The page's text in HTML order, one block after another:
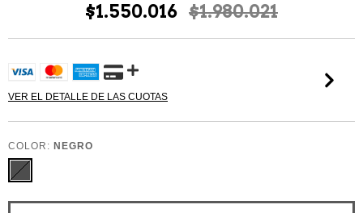
$1.550.016 $1.980.021
VER EL DETALLE DE LAS CUOTAS
COLOR: NEGRO